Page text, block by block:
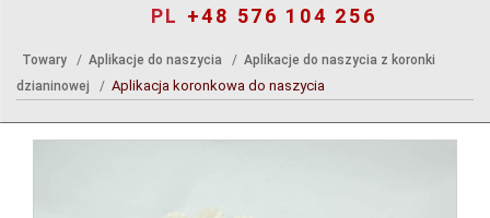
PL +48 576 104 256
Towary Aplikacje do naszycia
Aplikacje do naszycia z koronki
dzianinowej
Aplikacja koronkowa do naszycia